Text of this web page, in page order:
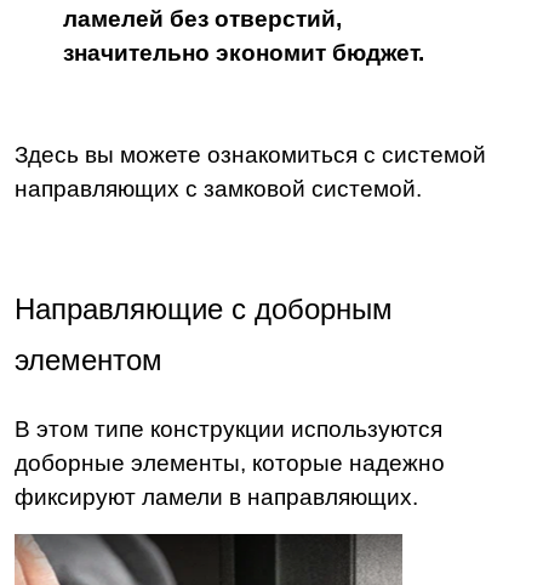
ламелей без отверстий,
значительно экономит бюджет.
Здесь вы можете ознакомиться с системой
направляющих с замковой системой.
Направляющие с доборным
элементом
В этом типе конструкции используются
доборные элементы, которые надежно
фиксируют ламели в направляющих.